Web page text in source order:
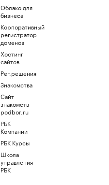
Облако для
бизнеса
Корпоративный
регистратор
доменов
Хостинг
сайтов
Рег.решения
Знакомства
Сайт
знакомств
podbor.ru
РБК
Компании
РБК Курсы
Школа
управления
РБК